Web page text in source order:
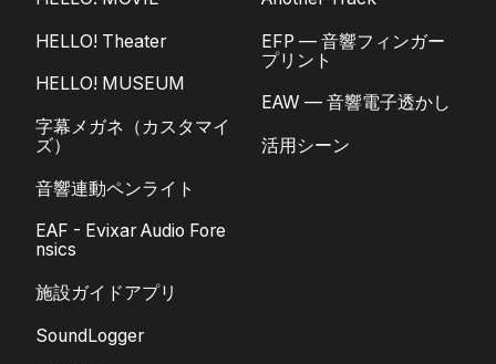
HELLO! Theater
HELLO! MUSEUM
字幕メガネ（カスタマイ
ズ）
音響連動ペンライト
EAF - Evixar Audio Fore
nsics
施設ガイドアプリ
SoundLogger
EFP — 音響フィンガー
プリント
EAW — 音響電子透かし
活用シーン